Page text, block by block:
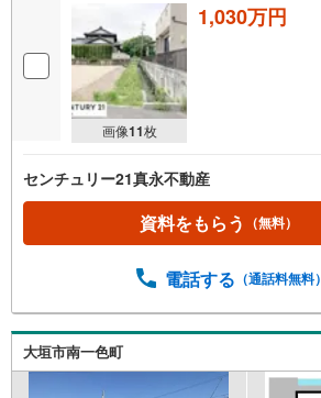
画像11枚
1,030万円
センチュリー21真永不動産
資料をもらう （無料）
電話する （通話料無料）
大垣市南一色町